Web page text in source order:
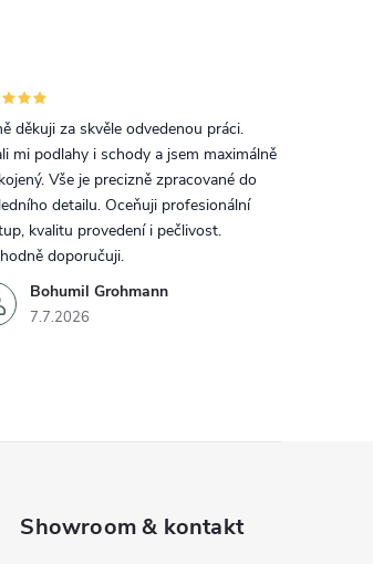
Bohumil Grohmann
7.7.2026
děkuji za skvěle odvedenou práci.
mi podlahy i schody a jsem maximálně
Vše je precizně zpracované do
detailu. Oceňuji profesionální
kvalitu provedení i pečlivost.
doporučuji.
Showroom & kontakt